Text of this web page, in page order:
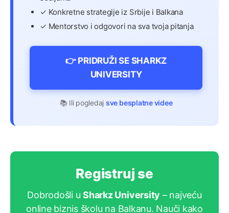
✓ Konkretne strategije iz Srbije i Balkana
✓ Mentorstvo i odgovori na sva tvoja pitanja
👉 PRIDRUŽI SE SHARKZ
UNIVERSITY
📚 Ili pogledaj sve besplatne videe
Registruj se
Dobrodošli uSharkz University – najveću
online biznis školu na Balkanu. Nauči kako